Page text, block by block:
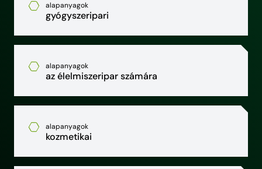
alapanyagok
gyógyszeripari
alapanyagok
az élelmiszeripar számára
alapanyagok
kozmetikai